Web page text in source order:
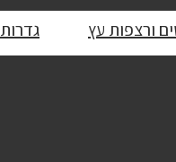
ורצפות עץ